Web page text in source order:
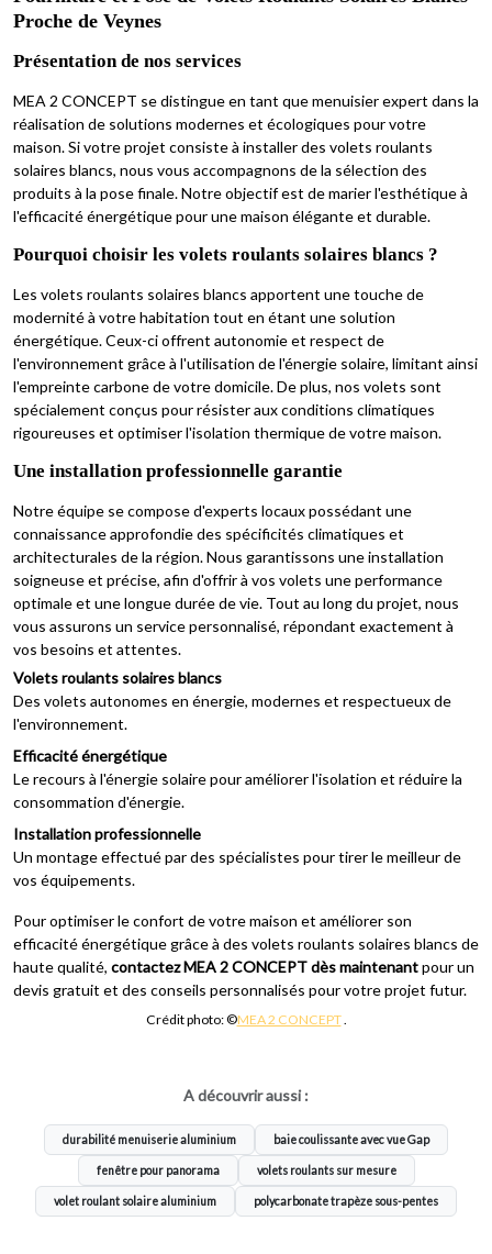
Proche de Veynes
Présentation de nos services
MEA 2 CONCEPT se distingue en tant que menuisier expert dans la
réalisation de solutions modernes et écologiques pour votre
maison. Si votre projet consiste à installer des volets roulants
solaires blancs, nous vous accompagnons de la sélection des
produits à la pose finale. Notre objectif est de marier l'esthétique à
l'efficacité énergétique pour une maison élégante et durable.
Pourquoi choisir les volets roulants solaires blancs ?
Les volets roulants solaires blancs apportent une touche de
modernité à votre habitation tout en étant une solution
énergétique. Ceux-ci offrent autonomie et respect de
l'environnement grâce à l'utilisation de l'énergie solaire, limitant ainsi
l'empreinte carbone de votre domicile. De plus, nos volets sont
spécialement conçus pour résister aux conditions climatiques
rigoureuses et optimiser l'isolation thermique de votre maison.
Une installation professionnelle garantie
Notre équipe se compose d'experts locaux possédant une
connaissance approfondie des spécificités climatiques et
architecturales de la région. Nous garantissons une installation
soigneuse et précise, afin d'offrir à vos volets une performance
optimale et une longue durée de vie. Tout au long du projet, nous
vous assurons un service personnalisé, répondant exactement à
vos besoins et attentes.
Volets roulants solaires blancs
Des volets autonomes en énergie, modernes et respectueux de
l'environnement.
Efficacité énergétique
Le recours à l'énergie solaire pour améliorer l'isolation et réduire la
consommation d'énergie.
Installation professionnelle
Un montage effectué par des spécialistes pour tirer le meilleur de
vos équipements.
Pour optimiser le confort de votre maison et améliorer son
efficacité énergétique grâce à des volets roulants solaires blancs de
haute qualité, contactez MEA 2 CONCEPT dès maintenantpour un
devis gratuit et des conseils personnalisés pour votre projet futur.
Crédit photo: ©MEA 2 CONCEPT.
A découvrir aussi :
durabilité menuiserie aluminium baie coulissante avec vue Gap
fenêtre pour panorama volets roulants sur mesure
volet roulant solaire aluminium polycarbonate trapèze sous-pentes